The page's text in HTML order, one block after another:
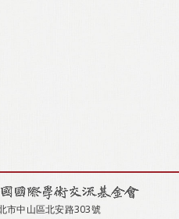
市中山區北安路303號